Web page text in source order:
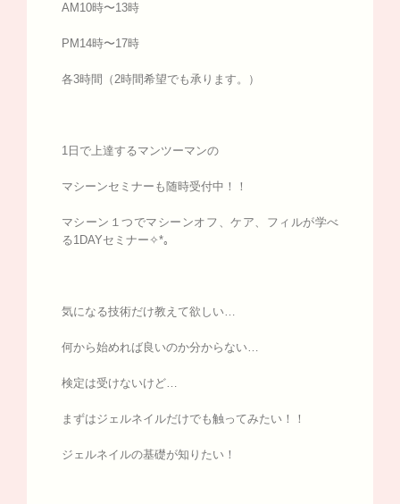
AM10時〜13時
PM14時〜17時
各3時間（2時間希望でも承ります。）
1日で上達するマンツーマンの
マシーンセミナーも随時受付中！！
マシーン１つでマシーンオフ、ケア、フィルが学べ
る1DAYセミナー✧*｡
気になる技術だけ教えて欲しい…
何から始めれば良いのか分からない…
検定は受けないけど…
まずはジェルネイルだけでも触ってみたい！！
ジェルネイルの基礎が知りたい！